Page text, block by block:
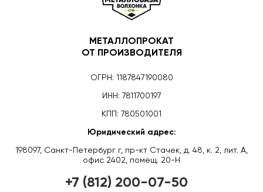
МЕТАЛЛОПРОКАТ
ОТ ПРОИЗВОДИТЕЛЯ
ОГРН: 1187847190080
ИНН: 7811700197
КПП: 780501001
Юридический адрес:
198097, Санкт-Петербург г, пр-кт Стачек, д. 48, к. 2, лит. А,
офис 2402, помещ. 20-Н
+7 (812) 200-07-50